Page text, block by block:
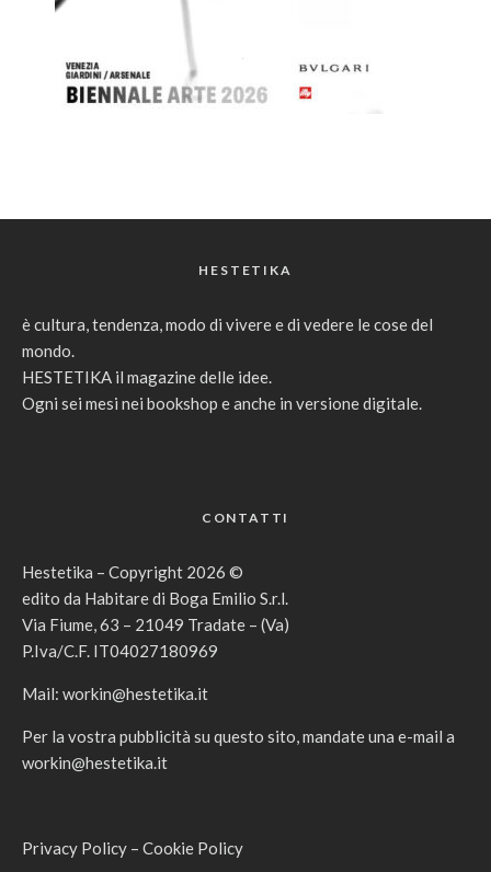
HESTETIKA
è cultura, tendenza, modo di vivere e di vedere le cose del
mondo.
HESTETIKA il magazine delle idee.
Ogni sei mesi nei bookshop e anche in versione digitale.
CONTATTI
Hestetika – Copyright 2026 ©
edito da Habitare di Boga Emilio S.r.l.
Via Fiume, 63 – 21049 Tradate – (Va)
P.Iva/C.F. IT04027180969
Mail: workin@hestetika.it
Per la vostra pubblicità su questo sito, mandate una e-mail a
workin@hestetika.it
Privacy Policy – Cookie Policy